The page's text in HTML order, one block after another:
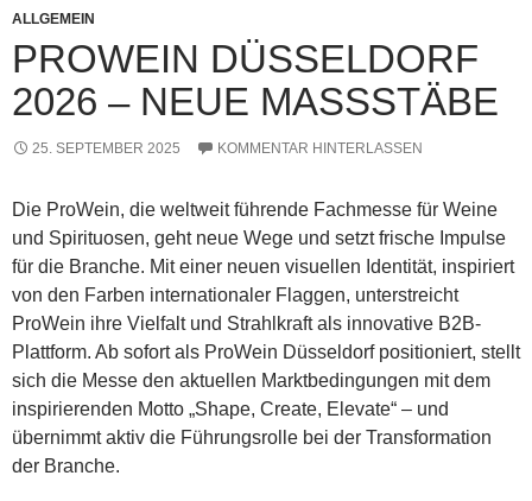
ALLGEMEIN
PROWEIN DÜSSELDORF
2026 – NEUE MASSSTÄBE
25. SEPTEMBER 2025 KOMMENTAR HINTERLASSEN
Die ProWein, die weltweit führende Fachmesse für Weine
und Spirituosen, geht neue Wege und setzt frische Impulse
für die Branche. Mit einer neuen visuellen Identität, inspiriert
von den Farben internationaler Flaggen, unterstreicht
ProWein ihre Vielfalt und Strahlkraft als innovative B2B-
Plattform. Ab sofort als ProWein Düsseldorf positioniert, stellt
sich die Messe den aktuellen Marktbedingungen mit dem
inspirierenden Motto „Shape, Create, Elevate“ – und
übernimmt aktiv die Führungsrolle bei der Transformation
der Branche.